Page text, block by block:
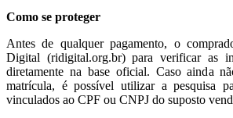
Como se proteger
Antes de qualquer pagamento, o
Digital (ridigital.org.br) para verificar as
diretamente na base oficial. Caso ainda
matrícula, é possível utilizar a pesquisa
vinculados ao CPF ou CNPJ do suposto